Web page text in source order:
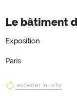
Le bâtiment
Exposition
Paris
accéder au site